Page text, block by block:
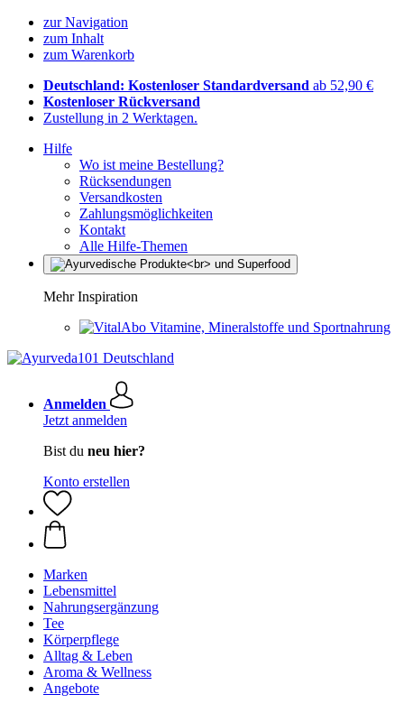
zur Navigation
zum Inhalt
zum Warenkorb
Deutschland: Kostenloser Standardversand ab 52,90 €
Kostenloser Rückversand
Zustellung in 2 Werktagen.
Hilfe
Wo ist meine Bestellung?
Rücksendungen
Versandkosten
Zahlungsmöglichkeiten
Kontakt
Alle Hilfe-Themen
Mehr Inspiration
Vitamine, Mineralstoffe und Sportnahrung
Anmelden
Jetzt anmelden
Bist du neu hier?
Konto erstellen
Marken
Lebensmittel
Nahrungsergänzung
Tee
Körperpflege
Alltag & Leben
Aroma & Wellness
Angebote